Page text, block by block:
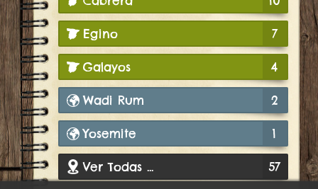
Egino 7
Galayos 4
Wadi Rum 2
Yosemite 1
Ver Todas ... 57